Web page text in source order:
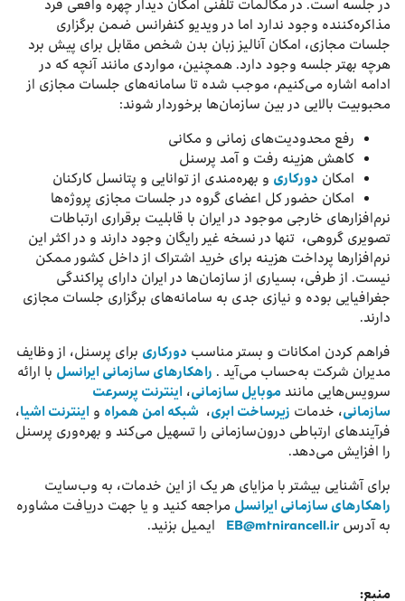
در جلسه است. در مکالمات تلفنی امکان دیدار چهره واقعی فرد
مذاکره‌کننده وجود ندارد اما در ویدیو کنفرانس ضمن برگزاری
جلسات مجازی، امکان آنالیز زبان بدن شخص مقابل برای پیش برد
هرچه بهتر جلسه وجود دارد. همچنین، مواردی مانند آنچه که در
ادامه اشاره می‌کنیم، موجب شده تا سامانه‌های جلسات مجازی از
محبوبیت بالایی در بین سازمان‌ها برخوردار شوند:
رفع محدودیت‌های زمانی و مکانی
کاهش هزینه رفت و آمد پرسنل
امکان دورکاری و بهره‌مندی از توانایی و پتانسل کارکنان
امکان حضور کل اعضای گروه در جلسات مجازی پروژه‌ها
نرم‌افزارهای خارجی موجود در ایران با قابلیت برقراری ارتباطات
تصویری گروهی، تنها در نسخه غیر رایگان وجود دارند و در اکثر این
نرم‌افزارها پرداخت هزینه برای خرید اشتراک از داخل کشور ممکن
نیست. از طرفی، بسیاری از سازمان‌ها در ایران دارای پراکندگی
جغرافیایی بوده و نیازی جدی به سامانه‌های برگزاری جلسات مجازی
دارند.
فراهم کردن امکانات و بستر مناسب دورکاری برای پرسنل، از وظایف
مدیران شرکت به‌حساب می‌آید . راهکارهای سازمانی ایرانسل با ارائه
سرویس‌هایی مانند موبایل سازمانی، اینترنت پرسرعت
سازمانی، خدمات زیرساخت ابری، شبکه امن همراه و اینترنت اشیا،
فرآیندهای ارتباطی درون‌سازمانی را تسهیل می‌کند و بهره‌وری پرسنل
را افزایش می‌دهد.
برای آشنایی بیشتر با مزایای هر یک از این خدمات، به وب‌سایت
راهکارهای سازمانی ایرانسل مراجعه کنید و یا جهت دریافت مشاوره
به آدرس EB@mtnirancell.ir ایمیل بزنید.
منبع: